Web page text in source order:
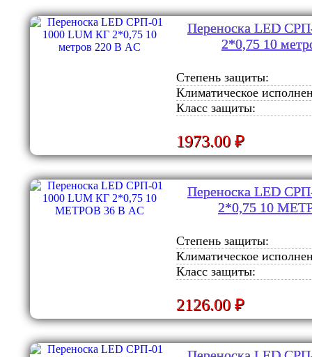
Переноска LED
2*0,75 10
Степень защиты:
Климатическое
Класс защиты:
1973.00 ₽
Переноска LED
2*0,75 10
Степень защиты:
Климатическое
Класс защиты:
2126.00 ₽